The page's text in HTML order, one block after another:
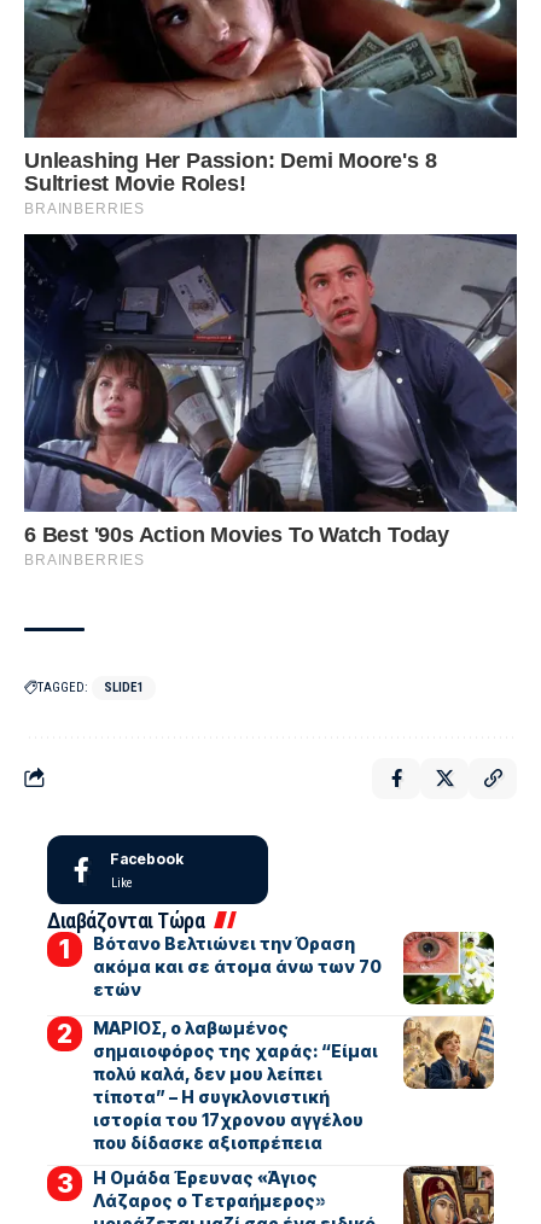
TAGGED: SLIDE1
Facebook
Like
Διαβάζονται Τώρα
Βότανο Βελτιώνει την Όραση
ακόμα και σε άτομα άνω των 70
ετών
ΜΑΡΙΟΣ, ο λαβωμένος
σημαιοφόρος της χαράς: “Είμαι
πολύ καλά, δεν μου λείπει
τίποτα” – Η συγκλονιστική
ιστορία του 17χρονου αγγέλου
που δίδασκε αξιοπρέπεια
Η Ομάδα Έρευνας «Άγιος
Λάζαρος ο Τετραήμερος»